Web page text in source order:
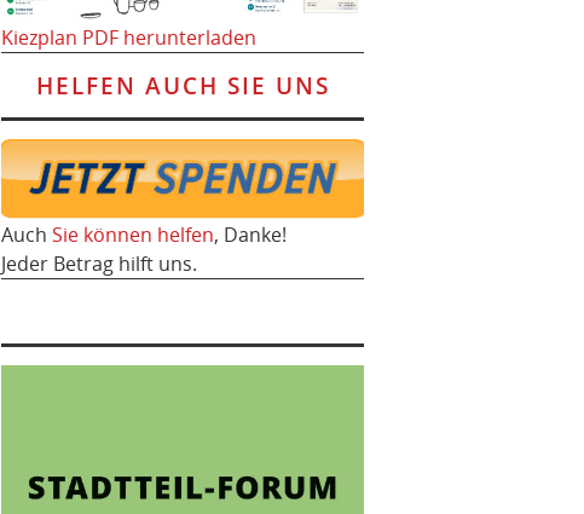
Kiezplan PDF herunterladen
HELFEN AUCH SIE UNS
Auch Sie können helfen, Danke!
Jeder Betrag hilft uns.